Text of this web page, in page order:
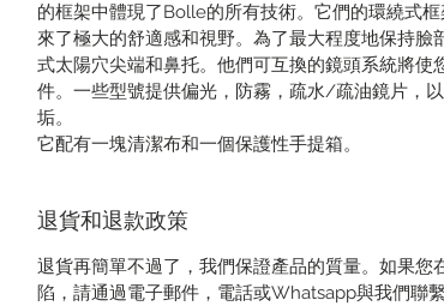
的框架中體現了Bolle的所有技術。它們的環繞式
來了極大的舒適感和視野。為了最大程度地保持臉
式太陽穴尖端和鼻托。他們可互換的鏡頭系統將使
件。一些型號提供偏光，防霧，疏水/疏油鏡片，
垢。
它配有一塊清潔布和一個保護性手提箱。
退貨和退款政策
退貨再簡單不過了，我們保證產品的質量。如果您
陷，請通過電子郵件，電話或Whatsapp與我們聯